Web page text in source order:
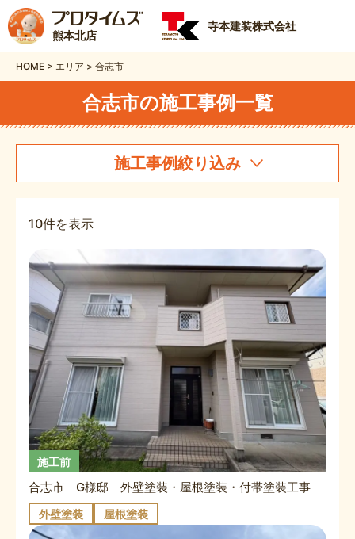
熊本北店
寺本建装株式会社
HOME > エリア > 合志市
合志市の施工事例一覧
施工事例絞り込み
10件を表示
施工前
合志市 G様邸 外壁塗装・屋根塗装・付帯塗装工事
外壁塗装 屋根塗装